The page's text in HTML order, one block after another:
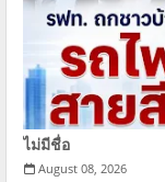
ไม่มีชื่อ
August 08, 2026